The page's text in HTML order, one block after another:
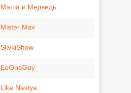
Маша и Медведь
Mister Max
SlivkiShow
EeOneGuy
Like Nastya